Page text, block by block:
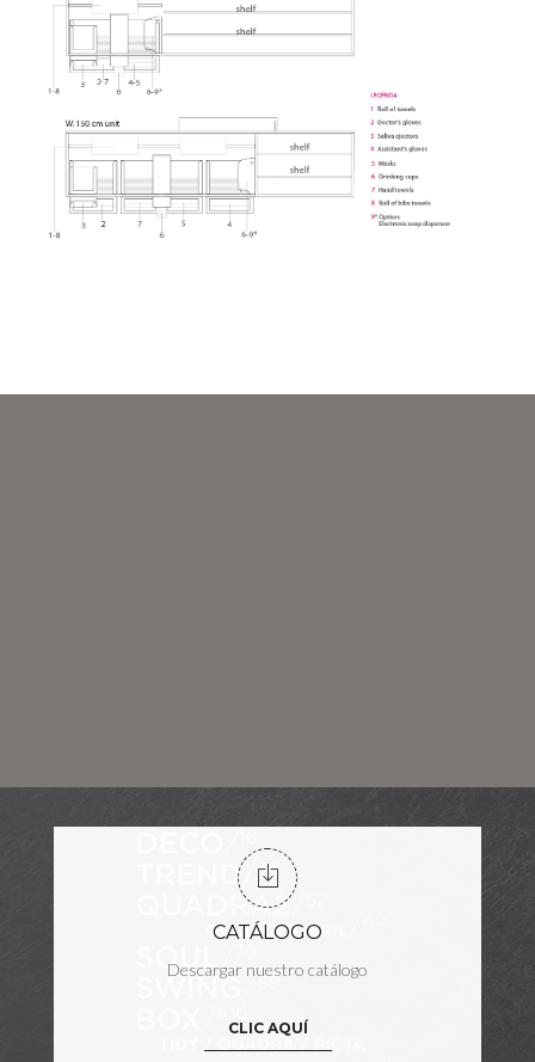
CATÁLOGO
Descargar nuestro catálogo
CLIC AQUÍ